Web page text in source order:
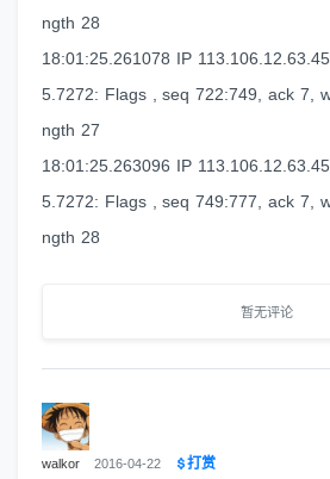
ngth 28
18:01:25.261078 IP
5.7272: Flags , seq 722:749, ack 7,
ngth 27
18:01:25.263096 IP
5.7272: Flags , seq 749:777, ack 7,
ngth 28
暂无评论
walkor 2016-04-22 打赏